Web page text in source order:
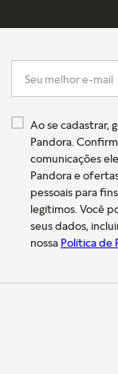
Ao se cadastrar,
Pandora.
comunicações
Pandora e
pessoais para
legítimos. Você
seus dados,
nossa Política de